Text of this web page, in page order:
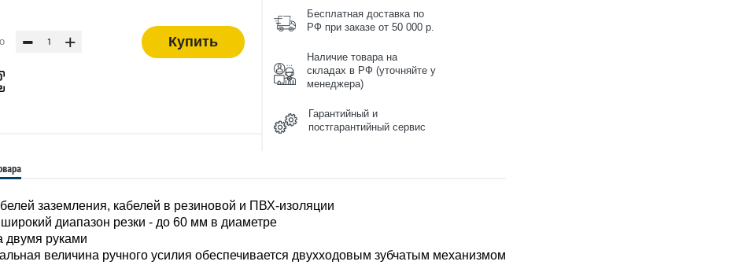
- + Купить
Бесплатная доставка по
РФ при заказе от 50 000 р.
Наличие товара на
складах в РФ (уточняйте у
менеджера)
Гарантийный и
постгарантийный сервис
заземления, кабелей в резиновой и ПВХ-изоляции
диапазон резки - до 60 мм в диаметре
двумя руками
величина ручного усилия обеспечивается двухходовым зубчатым механизмом